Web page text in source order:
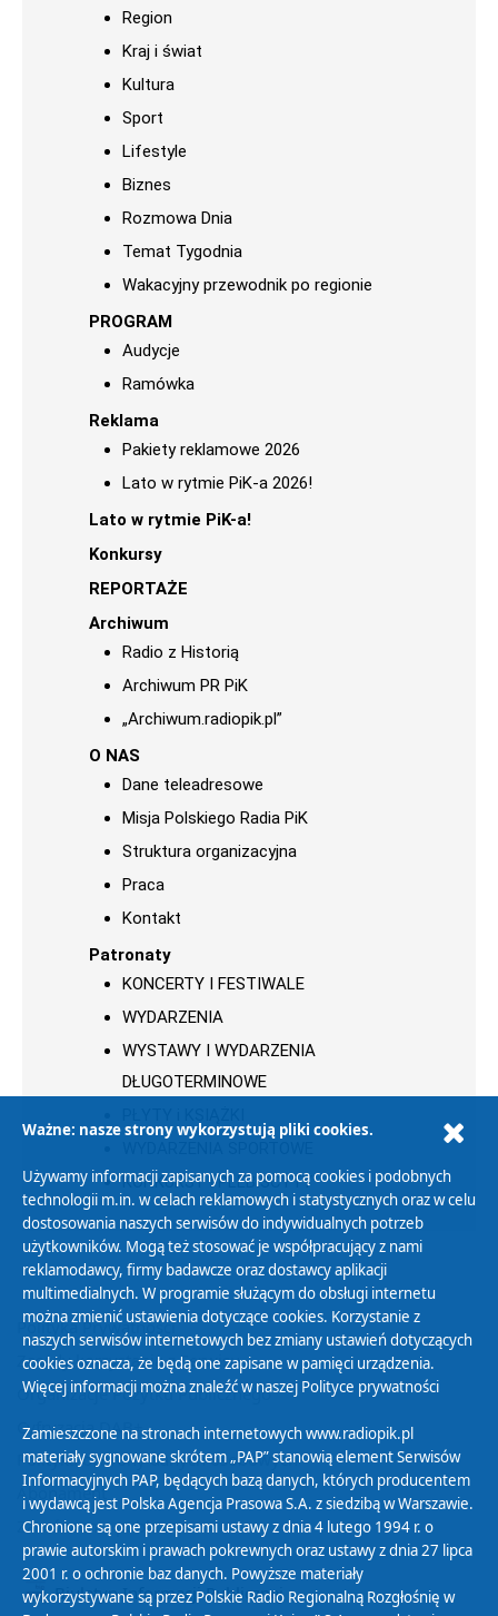
Region
Kraj i świat
Kultura
Sport
Lifestyle
Biznes
Rozmowa Dnia
Temat Tygodnia
Wakacyjny przewodnik po regionie
PROGRAM
Audycje
Ramówka
Reklama
Pakiety reklamowe 2026
Lato w rytmie PiK-a 2026!
Lato w rytmie PiK-a!
Konkursy
REPORTAŻE
Archiwum
Radio z Historią
Archiwum PR PiK
„Archiwum.radiopik.pl”
O NAS
Dane teleadresowe
Misja Polskiego Radia PiK
Struktura organizacyjna
Praca
Kontakt
Patronaty
KONCERTY I FESTIWALE
WYDARZENIA
WYSTAWY I WYDARZENIA
DŁUGOTERMINOWE
KONKURSY I PLEBISCYTY
Polityka Prywatności
Zasady korzystania z Serwisu
Organizacje Pożytku Publicznego
Cyfryzacja DAB+
Polityka ochrony danych osobowych
Abonament
Zamówienia publiczne
Biuletyn Informacji Publicznej
Ważne: nasze strony wykorzystują pliki cookies.
Używamy informacji zapisanych za pomocą cookies i podobnych
technologii m.in. w celach reklamowych i statystycznych oraz w celu
dostosowania naszych serwisów do indywidualnych potrzeb
użytkowników. Mogą też stosować je współpracujący z nami
reklamodawcy, firmy badawcze oraz dostawcy aplikacji
multimedialnych. W programie służącym do obsługi internetu
można zmienić ustawienia dotyczące cookies. Korzystanie z
naszych serwisów internetowych bez zmiany ustawień dotyczących
cookies oznacza, że będą one zapisane w pamięci urządzenia.
Więcej informacji można znaleźć w naszej Polityce prywatności
Zamieszczone na stronach internetowych www.radiopik.pl
materiały sygnowane skrótem „PAP” stanowią element Serwisów
Informacyjnych PAP, będących bazą danych, których producentem
i wydawcą jest Polska Agencja Prasowa S.A. z siedzibą w Warszawie.
Chronione są one przepisami ustawy z dnia 4 lutego 1994 r. o
prawie autorskim i prawach pokrewnych oraz ustawy z dnia 27 lipca
2001 r. o ochronie baz danych. Powyższe materiały
wykorzystywane są przez Polskie Radio Regionalną Rozgłośnię w